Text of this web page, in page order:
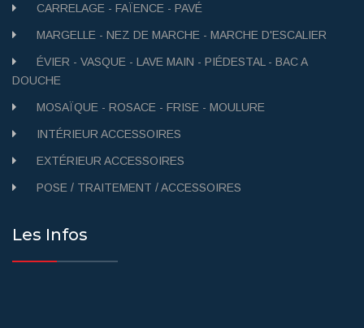
CARRELAGE - FAÏENCE - PAVÉ
MARGELLE - NEZ DE MARCHE - MARCHE D'ESCALIER
ÉVIER - VASQUE - LAVE MAIN - PIÉDESTAL - BAC A
DOUCHE
MOSAÏQUE - ROSACE - FRISE - MOULURE
INTÉRIEUR ACCESSOIRES
EXTÉRIEUR ACCESSOIRES
POSE / TRAITEMENT / ACCESSOIRES
Les Infos